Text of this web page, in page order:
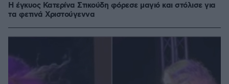
Η έγκυος Κατερίνα Στικούδη φόρεσε μαγιό και στόλισε για
τα φετινά Χριστούγεννα